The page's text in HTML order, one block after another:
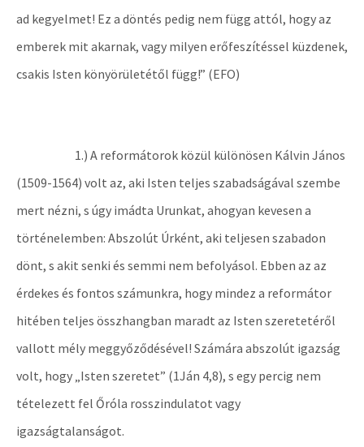
ad kegyelmet! Ez a döntés pedig nem függ attól, hogy az
emberek mit akarnak, vagy milyen erőfeszítéssel küzdenek,
csakis Isten könyörületétől függ!” (EFO)
1.) A reformátorok közül különösen Kálvin János
(1509-1564) volt az, aki Isten teljes szabadságával szembe
mert nézni, s úgy imádta Urunkat, ahogyan kevesen a
történelemben: Abszolút Úrként, aki teljesen szabadon
dönt, s akit senki és semmi nem befolyásol. Ebben az az
érdekes és fontos számunkra, hogy mindez a reformátor
hitében teljes összhangban maradt az Isten szeretetéről
vallott mély meggyőződésével! Számára abszolút igazság
volt, hogy „Isten szeretet” (1Ján 4,8), s egy percig nem
tételezett fel Őróla rosszindulatot vagy
igazságtalanságot.